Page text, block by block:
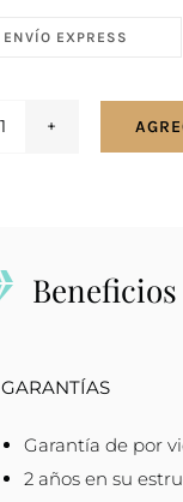
ENVÍO EXPRESS
18K
blanco
zirconia
GARANTÍAS
Garantía de por
2 años en su